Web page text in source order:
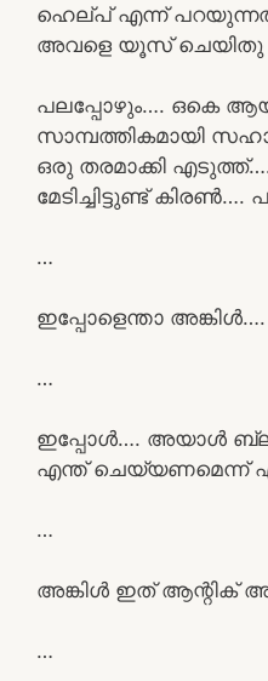
ഹെല്പ് എന്ന്
അവളെ യൂസ് ചെയിതു
പലപ്പോഴും…. ഒകെ
സാമ്പത്തികമായി
ഒരു തരമാക്കി
മേടിച്ചിട്ടുണ്ട്
…
ഇപ്പോളെന്താ അങ്കിൾ….
…
ഇപ്പോൾ…. അയാൾ
എന്ത് ചെയ്യണമെന്ന്
…
അങ്കിൾ ഇത് ആന്റിക്
…